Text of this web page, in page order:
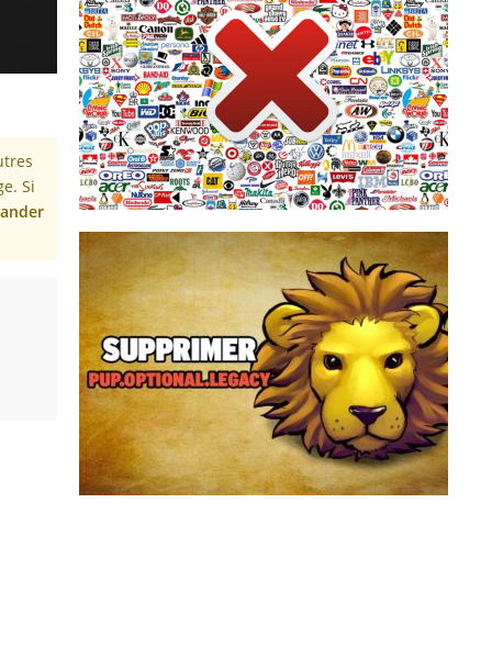
Si
La publicité sur internet agace près de 8
Français sur 10. Pour échapper à la pub, à la
télévision, il suffit de zapper. Sur internet,
beaucoup installent une sorte de zapette
automatique, intégrée au navigateur web, qui
supprime les pubs de leur écr...
PUP.Optional.Legacy est une détection
générique d’Adwcleaner qui peuvent être
affichée durant le scan de votre ordinateur.
Derrière PUP.Optional.Legacy se cache es
logiciels potentiellement indésirables qui sont
proposés à l’installation de set...
Supprimer PUP.Optional.Legacy